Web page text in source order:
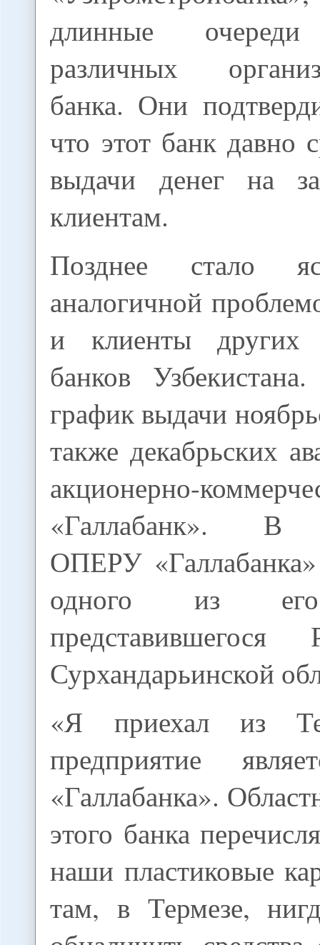
длинные очереди
различных
банка. Они
что этот банк давно
выдачи денег на
клиентам.
Позднее стало
аналогичной
и клиенты других
банков
график выдачи
также декабрьских
акционерно-
«Галлабанк». В
ОПЕРУ
одного из его
Сурхандарьинской
«Я приехал из
предприятие
«Галлабанка».
этого банка
наши пластиковые
там, в Термезе,